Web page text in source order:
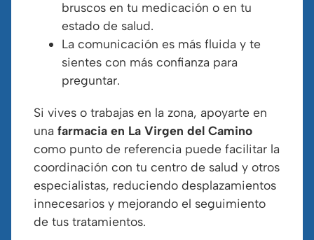
bruscos en tu medicación o en tu
estado de salud.
La comunicación es más fluida y te
sientes con más confianza para
preguntar.
Si vives o trabajas en la zona, apoyarte en
una farmacia en La Virgen del Camino
como punto de referencia puede facilitar la
coordinación con tu centro de salud y otros
especialistas, reduciendo desplazamientos
innecesarios y mejorando el seguimiento
de tus tratamientos.